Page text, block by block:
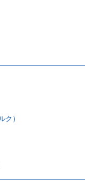
ク）